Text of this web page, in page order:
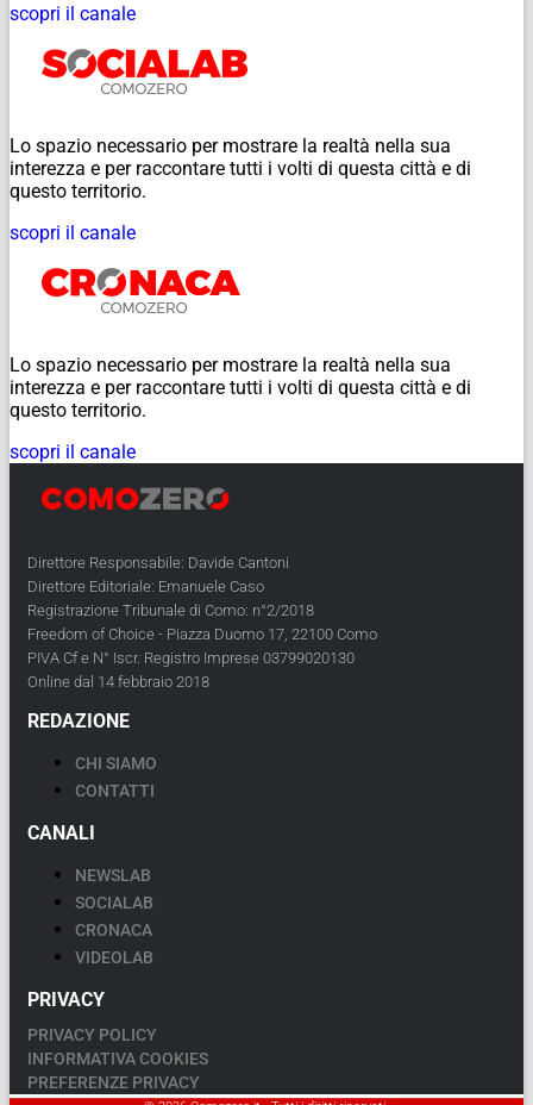
scopri il canale
Lo spazio necessario per mostrare la realtà nella sua
interezza e per raccontare tutti i volti di questa città e di
questo territorio.
scopri il canale
Lo spazio necessario per mostrare la realtà nella sua
interezza e per raccontare tutti i volti di questa città e di
questo territorio.
scopri il canale
Direttore Responsabile: Davide Cantoni
Direttore Editoriale: Emanuele Caso
Registrazione Tribunale di Como: n°2/2018
Freedom of Choice - Piazza Duomo 17, 22100 Como
PIVA Cf e N° Iscr. Registro Imprese 03799020130
Online dal 14 febbraio 2018
REDAZIONE
CHI SIAMO
CONTATTI
CANALI
NEWSLAB
SOCIALAB
CRONACA
VIDEOLAB
PRIVACY
PRIVACY POLICY
INFORMATIVA COOKIES
PREFERENZE PRIVACY